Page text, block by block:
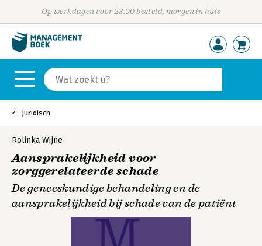
Op werkdagen voor 23:00 besteld, morgen in huis
Juridisch
Rolinka Wijne
Aansprakelijkheid voor
zorggerelateerde schade
De geneeskundige behandeling en de
aansprakelijkheid bij schade van de patiënt